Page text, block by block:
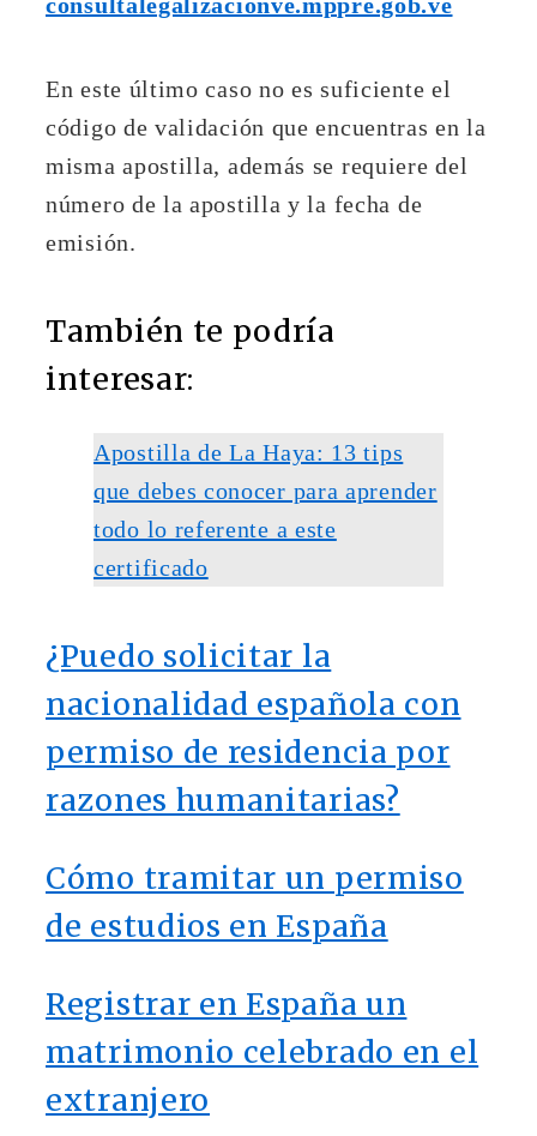
En este último caso no es suficiente el
código de validación que encuentras en la
misma apostilla, además se requiere del
número de la apostilla y la fecha de
emisión.
También te podría
interesar:
Apostilla de La Haya: 13 tips
que debes conocer para aprender
todo lo referente a este
certificado
¿Puedo solicitar la
nacionalidad española con
permiso de residencia por
razones humanitarias?
Cómo tramitar un permiso
de estudios en España
Registrar en España un
matrimonio celebrado en el
extranjero